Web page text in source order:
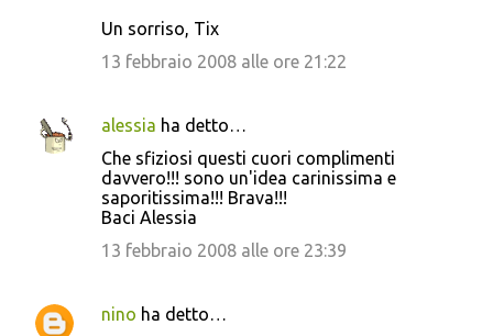
Un sorriso, Tix
13 febbraio 2008 alle ore 21:22
alessia ha detto…
Che sfiziosi questi cuori complimenti
davvero!!! sono un'idea carinissima e
saporitissima!!! Brava!!!
Baci Alessia
13 febbraio 2008 alle ore 23:39
nino ha detto…